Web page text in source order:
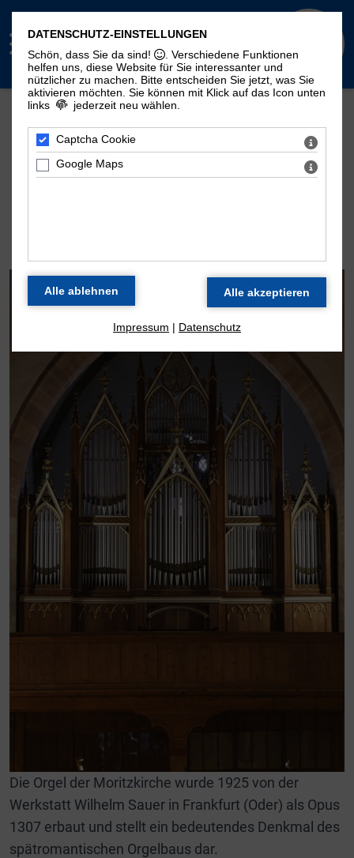
Mehr Seiten zum Thema "Moritzorgel":
Geschichte
Zeitstrahl
Disposition
Kontakt
Die Orgel der Moritzkirche wurde 1925 von der
Werkstatt Wilhelm Sauer in Frankfurt (Oder) als Opus
1307 erbaut und stellt ein bedeutendes Denkmal des
spätromantischen Orgelbaus dar.
DATENSCHUTZ-EINSTELLUNGEN
Schön, dass Sie da sind!
. Verschiedene Funktionen
helfen uns, diese Website für Sie interessanter und
nützlicher zu machen.
Bitte entscheiden Sie jetzt, was Sie
aktivieren möchten. Sie können mit Klick auf das Icon unten
links
jederzeit neu wählen.
Captcha Cookie
Google Maps
Impressum | Datenschutz